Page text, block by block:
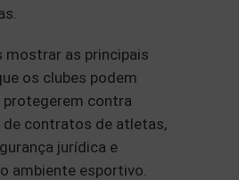
mostrar as principais
os clubes podem
protegerem contra
contratos de atletas,
jurídica e
ambiente esportivo.